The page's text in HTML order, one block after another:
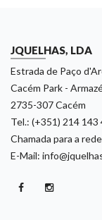
JQUELHAS, LDA
Estrada de Paço
Cacém Park -
2735-307 Cacém
Tel.: (+351) 214 143
Chamada para a
E-Mail: